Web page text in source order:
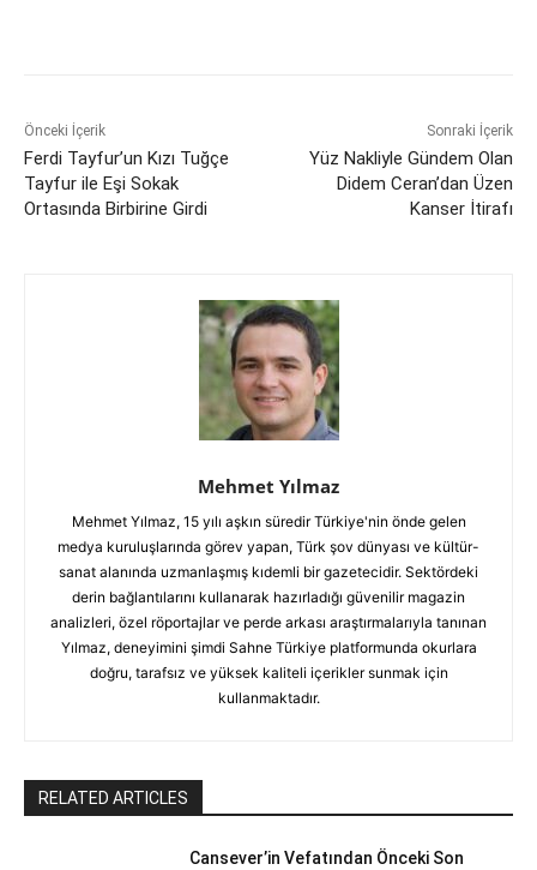
Önceki İçerik
Ferdi Tayfur’un Kızı Tuğçe
Tayfur ile Eşi Sokak
Ortasında Birbirine Girdi
Sonraki İçerik
Yüz Nakliyle Gündem Olan
Didem Ceran’dan Üzen
Kanser İtirafı
Mehmet Yılmaz
Mehmet Yılmaz, 15 yılı aşkın süredir Türkiye'nin önde gelen
medya kuruluşlarında görev yapan, Türk şov dünyası ve kültür-
sanat alanında uzmanlaşmış kıdemli bir gazetecidir. Sektördeki
derin bağlantılarını kullanarak hazırladığı güvenilir magazin
analizleri, özel röportajlar ve perde arkası araştırmalarıyla tanınan
Yılmaz, deneyimini şimdi Sahne Türkiye platformunda okurlara
doğru, tarafsız ve yüksek kaliteli içerikler sunmak için
kullanmaktadır.
RELATED ARTICLES
Cansever’in Vefatından Önceki Son